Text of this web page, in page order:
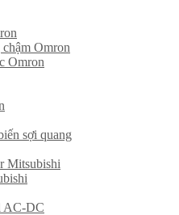
Omron
Omron
sợi quang
Mitsubishi
AC-DC